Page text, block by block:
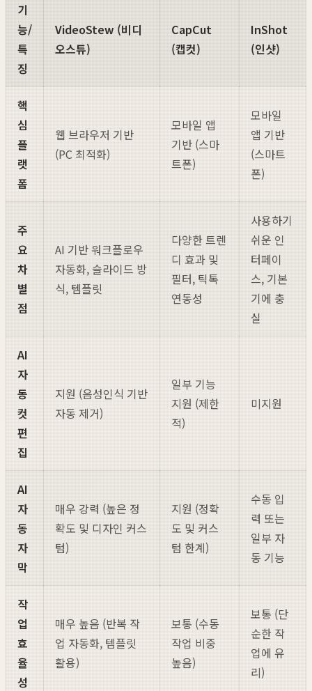
기
능/
특
징
VideoStew (비디
오스튜)
CapCut
(캡컷)
InShot
(인샷)
핵
심
플
랫
폼
웹 브라우저 기반
(PC 최적화)
모바일 앱
기반 (스마
트폰)
모바일
앱 기반
(스마트
폰)
주
요
차
별
점
AI 기반 워크플로우
자동화, 슬라이드 방
식, 템플릿
다양한 트렌
디 효과 및
필터, 틱톡
연동성
사용하기
쉬운 인
터페이
스, 기본
기에 충
실
AI
자
동
컷
편
집
지원 (음성인식 기반
자동 제거)
일부 기능
지원 (제한
적)
미지원
AI
자
동
자
막
매우 강력 (높은 정
확도 및 디자인 커스
텀)
지원 (정확
도 및 커스
텀 한계)
수동 입
력 또는
일부 자
동 기능
작
업
효
율
성
매우 높음 (반복 작
업 자동화, 템플릿
활용)
보통 (수동
작업 비중
높음)
보통 (단
순한 작
업에 유
리)